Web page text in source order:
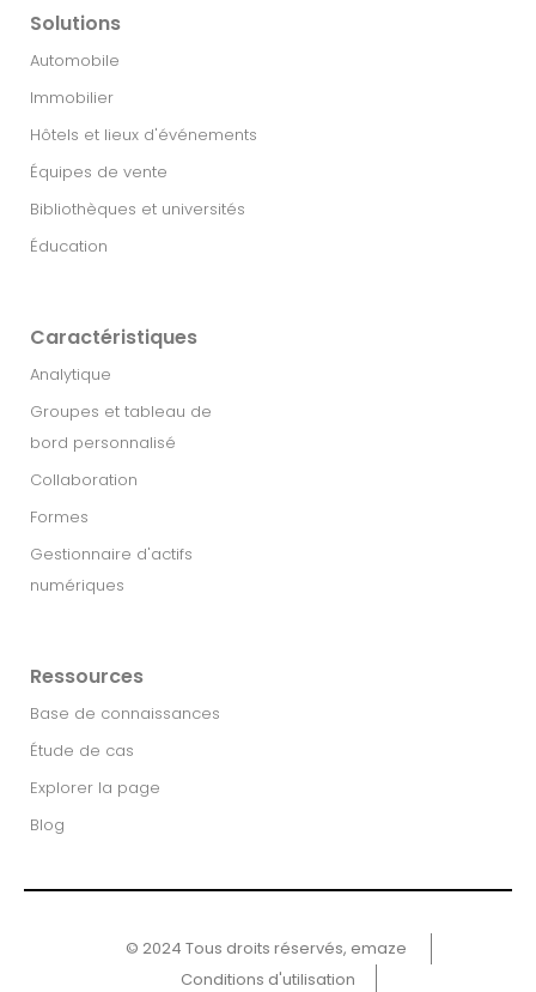
Solutions
Automobile
Immobilier​
Hôtels et lieux d'événements
Équipes de vente
Bibliothèques et universités
Éducation
Caractéristiques
Analytique
Groupes et tableau de
bord personnalisé
Collaboration
Formes
Gestionnaire d'actifs
numériques
Ressources
Base de connaissances
Étude de cas
Explorer la page
Blog
© 2024 Tous droits réservés, emaze ​
Conditions d'utilisation